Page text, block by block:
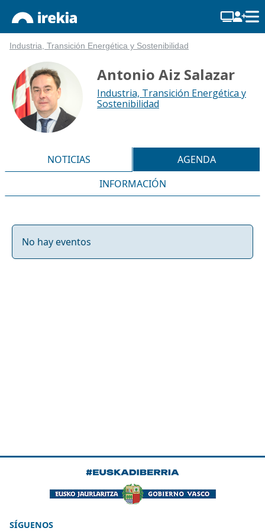
Industria, Transición Energética y Sostenibilidad
Antonio Aiz Salazar
Industria, Transición Energética y
Sostenibilidad
NOTICIAS
AGENDA
INFORMACIÓN
No hay eventos
SÍGUENOS